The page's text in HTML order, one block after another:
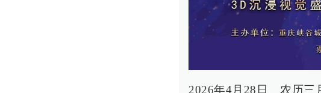
2026年4月28日 农历三